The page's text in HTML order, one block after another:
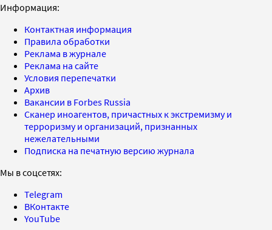
Информация:
Контактная информация
Правила обработки
Реклама в журнале
Реклама на сайте
Условия перепечатки
Архив
Вакансии в Forbes Russia
Сканер иноагентов, причастных к экстремизму и
терроризму и организаций, признанных
нежелательными
Подписка на печатную версию журнала
Мы в соцсетях:
Telegram
ВКонтакте
YouTube